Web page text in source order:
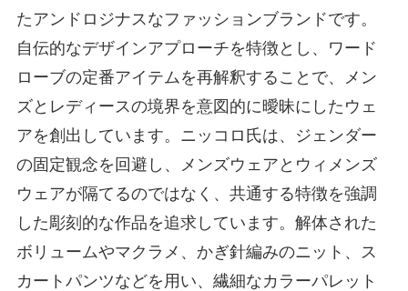
たアンドロジナスなファッションブランドです。
自伝的なデザインアプローチを特徴とし、ワード
ローブの定番アイテムを再解釈することで、メン
ズとレディースの境界を意図的に曖昧にしたウェ
アを創出しています。ニッコロ氏は、ジェンダー
の固定観念を回避し、メンズウェアとウィメンズ
ウェアが隔てるのではなく、共通する特徴を強調
した彫刻的な作品を追求しています。解体された
ボリュームやマクラメ、かぎ針編みのニット、ス
カートパンツなどを用い、繊細なカラーパレット